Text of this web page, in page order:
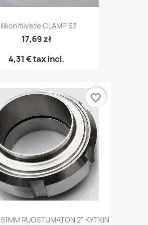
CLAMP 63
17,69 zł
4,31 €tax incl.
RUOSTUMATON 2" KYTKIN
favorite_border